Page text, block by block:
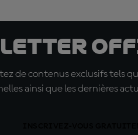
de contenus exclusifs tels
ainsi que les dernières